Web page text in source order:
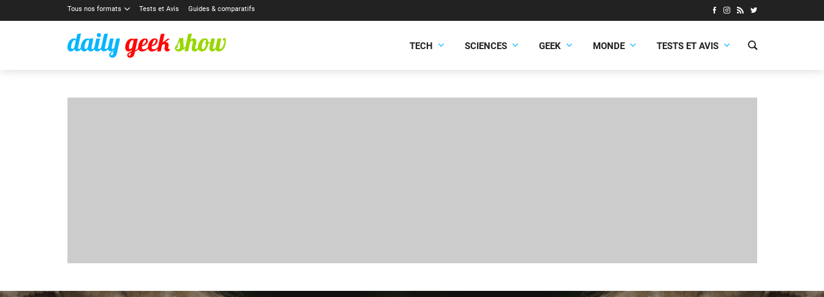
Tous nos formats Tests et Avis Guides & comparatifs
TECH SCIENCES GEEK MONDE TESTS ET AVIS